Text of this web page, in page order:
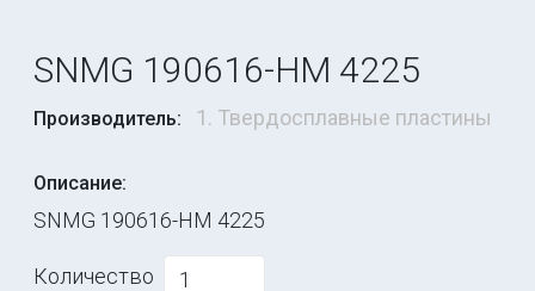
SNMG 190616-HM 4225
Производитель: 1. Твердосплавные пластины
Описание:
SNMG 190616-HM 4225
Количество